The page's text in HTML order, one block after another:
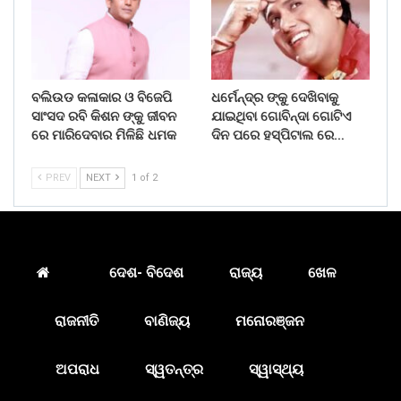
ବଲିଉଡ କଳାକାର ଓ ବିଜେପି
ସାଂସଦ ରବି କିଶନ ଙ୍କୁ ଜୀବନ
ରେ ମାରିଦେବାର ମିଳିଛି ଧମକ
ଧର୍ମେନ୍ଦ୍ର ଙ୍କୁ ଦେଖିବାକୁ
ଯାଇଥିବା ଗୋବିନ୍ଦା ଗୋଟିଏ
ଦିନ ପରେ ହସ୍ପିଟାଲ ରେ…
PREV NEXT 1 of 2
ଦେଶ- ବିଦେଶ ରାଜ୍ୟ ଖେଳ
ରାଜନୀତି ବାଣିଜ୍ୟ ମନୋରଞ୍ଜନ
ଅପରାଧ ସ୍ୱତନ୍ତ୍ର ସ୍ୱାସ୍ଥ୍ୟ